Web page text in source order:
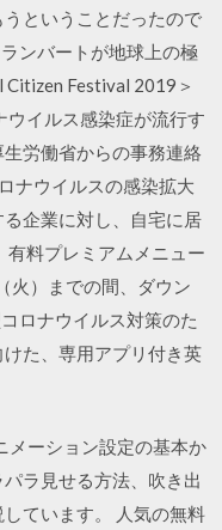
ということだったので
ンバートが地球上の極
Festival 2019＞
イルス感染症が流行す
労働省からの事務連絡
ナウイルスの感染拡大
企業に対し、自宅に居
有料プレミアムメニュー
火）までの間、ダウン
ロナウイルス対策のた
た、専用アプリ付き英
ーション設定の基本か
ラ見せる方法、吹き出
ています。 人気の無料